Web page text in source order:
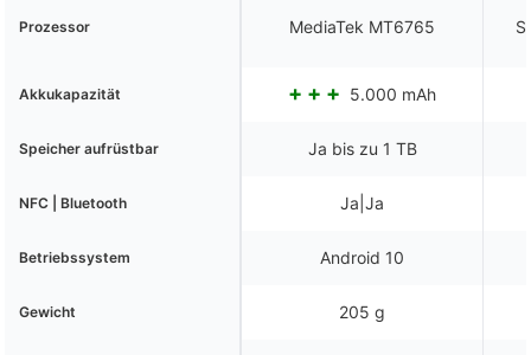
Prozessor MediaTek MT6765
Akkukapazität 5.000 mAh
Speicher aufrüstbar Ja bis zu 1 TB
NFC | Bluetooth Ja|Ja
Betriebssystem Android 10
Gewicht 205 g